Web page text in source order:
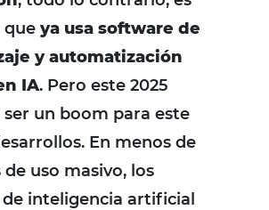
que ya usa software de
y automatización
IA. Pero este 2025
un boom para este
En menos de
de uso masivo, los
inteligencia artificial